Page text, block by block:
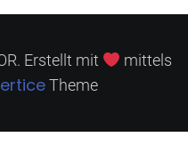
Erstellt mit
mittels
Theme